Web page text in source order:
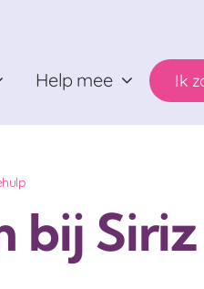
Help mee Ik
bij